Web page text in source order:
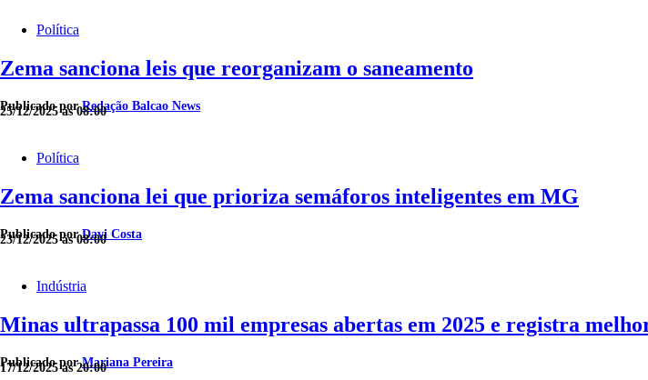
Política
Zema sanciona leis que reorganizam o saneamento
Publicado porRedação Balcao News
25/12/2025 às 08:00
Política
Zema sanciona lei que prioriza semáforos inteligentes em MG
Publicado porDavi Costa
23/12/2025 às 08:00
Indústria
Minas ultrapassa 100 mil empresas abertas em 2025 e registra
Publicado porMariana Pereira
17/12/2025 às 20:00